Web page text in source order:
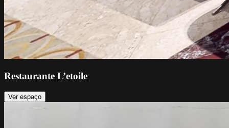
Restaurante L’etoile
Ver espaço